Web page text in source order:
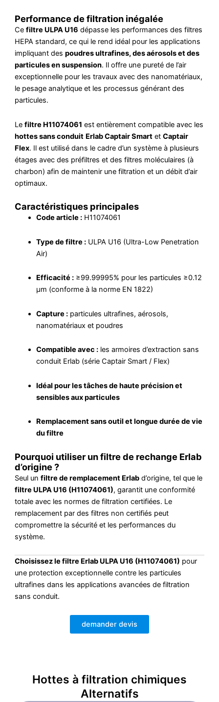
Performance de filtration inégalée
Ce filtre ULPA U16 dépasse les performances des filtres
HEPA standard, ce qui le rend idéal pour les applications
impliquant des poudres ultrafines, des aérosols et des
particules en suspension. Il offre une pureté de l’air
exceptionnelle pour les travaux avec des nanomatériaux,
le pesage analytique et les processus générant des
particules.
Le filtre H11074061 est entièrement compatible avec les
hottes sans conduit Erlab Captair Smart et Captair
Flex. Il est utilisé dans le cadre d’un système à plusieurs
étages avec des préfiltres et des filtres moléculaires (à
charbon) afin de maintenir une filtration et un débit d’air
optimaux.
Caractéristiques principales
Code article :H11074061
Type de filtre :ULPA U16 (Ultra-Low Penetration
Air)
Efficacité :≥99.99995% pour les particules ≥0.12
µm (conforme à la norme EN 1822)
Capture :particules ultrafines, aérosols,
nanomatériaux et poudres
Compatible avec :les armoires d’extraction sans
conduit Erlab (série Captair Smart / Flex)
Idéal pour les tâches de haute précision et
sensibles aux particules
Remplacement sans outil et longue durée de vie
du filtre
Pourquoi utiliser un filtre de rechange Erlab
d’origine ?
Seul un filtre de remplacement Erlab d’origine, tel que le
filtre ULPA U16 (H11074061), garantit une conformité
totale avec les normes de filtration certifiées. Le
remplacement par des filtres non certifiés peut
compromettre la sécurité et les performances du
système.
Choisissez le filtre Erlab ULPA U16 (H11074061) pour
une protection exceptionnelle contre les particules
ultrafines dans les applications avancées de filtration
sans conduit.
demander devis
Hottes à filtration chimiques
Alternatifs